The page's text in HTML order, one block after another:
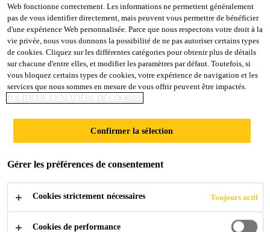
Sika Schweiz AG
PRÉ-TRAITEMENT
Industry ... Pré-traitement
Web fonctionne correctement. Les informations ne permettent généralement
pas de vous identifier directement, mais peuvent vous permettre de bénéficier
d'une expérience Web personnalisée. Parce que nous respectons votre droit à la
vie privée, nous vous donnons la possibilité de ne pas autoriser certains types
de cookies. Cliquez sur les différentes catégories pour obtenir plus de détails
sur chacune d'entre elles, et modifier les paramètres par défaut. Toutefois, si
vous bloquez certains types de cookies, votre expérience de navigation et les
services que nous sommes en mesure de vous offrir peuvent être impactés.
POLITIQUE EN MATIÈRE DE COOKIES
Confirmer la sélection
Gérer les préférences de consentement
Cookies strictement nécessaires Toujours actif
Cookies de performance